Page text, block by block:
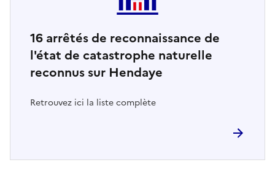
16 arrêtés de reconnaissance de
l'état de catastrophe naturelle
reconnus sur Hendaye
Retrouvez ici la liste complète